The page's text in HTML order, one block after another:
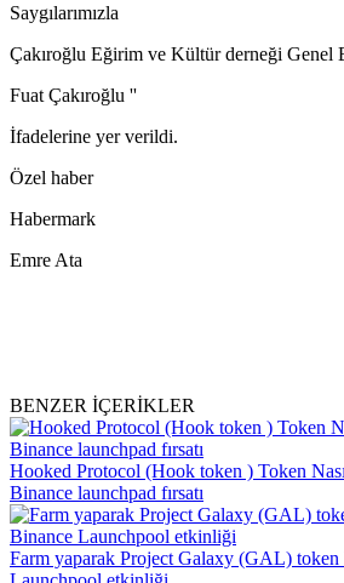
Saygılarımızla
Çakıroğlu Eğirim ve Kültür derneği Genel
Fuat Çakıroğlu ''
İfadelerine yer verildi.
Özel haber
Habermark
Emre Ata
BENZER İÇERİKLER
Hooked Protocol (Hook token ) Token
Binance launchpad fırsatı
Farm yaparak Project Galaxy (GAL) token